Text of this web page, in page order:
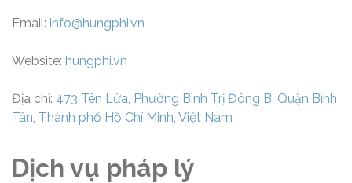
Email: info@hungphi.vn
Website: hungphi.vn
Địa chỉ: 473 Tên Lửa, Phường Bình Trị Đông B, Quận Bình
Tân, Thành phố Hồ Chí Minh, Việt Nam
Dịch vụ pháp lý